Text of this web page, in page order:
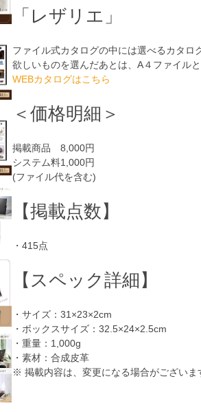
「レザリエ」
ファイル式カタログの中には選べるカタロ
欲しいものを選んだあとは、A４ファイル
WEBカタログはこちら
＜価格明細＞
掲載商品
8,000円
システム料1,000円
(ファイル代を含む)
【掲載点数】
・415点
【スペック詳細】
・サイズ：31×23×2cm
・ボックスサイズ：32.5×24×2.5cm
・重量：1,000g
・素材：合成皮革
※ 掲載内容は、変更になる場合がございま